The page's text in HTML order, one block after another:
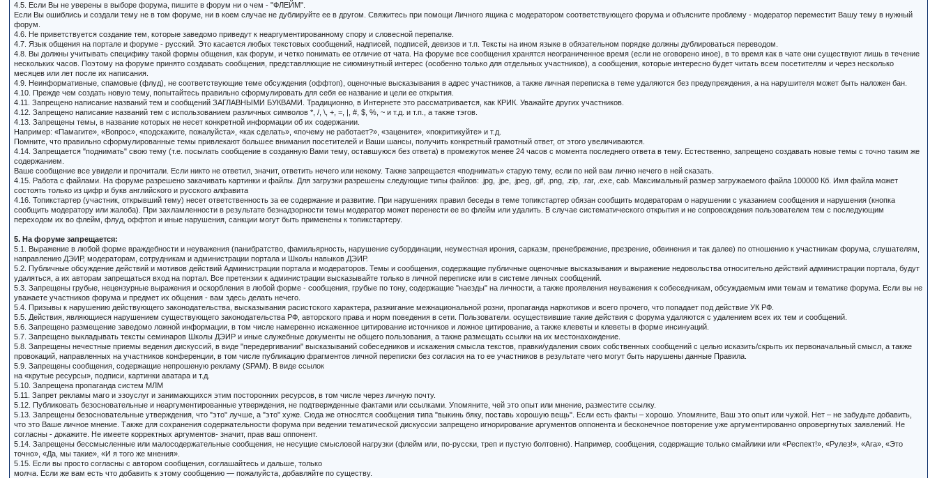
4.5. Если Вы не уверены в выборе форума, пишите в форум ни о чем - "ФЛЕЙМ".
Если Вы ошиблись и создали тему не в том форуме, ни в коем случае не дублируйте ее в другом. Свяжитесь при помощи Личного ящика с модератором соответствующего форума и объясните проблему - модератор переместит Вашу тему в нужный
форум.
4.6. Не приветствуется создание тем, которые заведомо приведут к неаргументированному спору и словесной перепалке.
4.7. Язык общения на портале и форуме - русский. Это касается любых текстовых сообщений, надписей, подписей, девизов и т.п. Тексты на ином языке в обязательном порядке должны дублироваться переводом.
4.8. Вы должны учитывать специфику такой формы общения, как форум, и четко понимать ее отличие от чата. На форуме все сообщения хранятся неограниченное время (если не оговорено иное), в то время как в чате они существуют лишь в течение
нескольких часов. Поэтому на форуме принято создавать сообщения, представляющие не сиюминутный интерес (особенно только для отдельных участников), а сообщения, которые интересно будет читать всем посетителям и через несколько
месяцев или лет после их написания.
4.9. Неинформативные, спамовые (флуд), не соответствующие теме обсуждения (оффтоп), оценочные высказывания в адрес участников, а также личная переписка в теме удаляются без предупреждения, а на нарушителя может быть наложен бан.
4.10. Прежде чем создать новую тему, попытайтесь правильно сформулировать для себя ее название и цели ее открытия.
4.11. Запрещено написание названий тем и сообщений ЗАГЛАВНЫМИ БУКВАМИ. Традиционно, в Интернете это рассматривается, как КРИК. Уважайте других участников.
4.12. Запрещено написание названий тем с использованием различных символов *, /, \, +, =, |, #, $, %, ~ и т.д. и т.п., а также тэгов.
4.13. Запрещены темы, в название которых не несет конкретной информации об их содержании.
Например: «Памагите», «Вопрос», «подскажите, пожалуйста», «как сделать», «почему не работает?», «зацените», «покритикуйте» и т.д.
Помните, что правильно сформулированные темы привлекают большее внимания посетителей и Ваши шансы, получить конкретный грамотный ответ, от этого увеличиваются.
4.14. Запрещается "поднимать" свою тему (т.е. посылать сообщение в созданную Вами тему, оставшуюся без ответа) в промежуток менее 24 часов с момента последнего ответа в тему. Естественно, запрещено создавать новые темы с точно таким же
содержанием.
Ваше сообщение все увидели и прочитали. Если никто не ответил, значит, ответить нечего или некому. Также запрещается «поднимать» старую тему, если по ней вам лично нечего в ней сказать.
4.15. Работа с файлами. На форуме разрешено закачивать картинки и файлы. Для загрузки разрешены следующие типы файлов: .jpg, .jpe, .jpeg, .gif, .png, .zip, .rar, .exe, cab. Максимальный размер загружаемого файла 100000 Кб. Имя файла может
состоять только из цифр и букв английского и русского алфавита
4.16. Топикстартер (участник, открывший тему) несет ответственность за ее содержание и развитие. При нарушениях правил беседы в теме топикстартер обязан сообщить модераторам о нарушении с указанием сообщения и нарушения (кнопка
сообщить модератору или жалоба). При захламленности в результате безнадзорности темы модератор может перенести ее во флейм или удалить. В случае систематического открытия и не сопровождения пользователем тем с последующим
переходом их во флейм, флуд, оффтоп и иные нарушения, санкции могут быть применены к топикстартеру.
5. На форуме запрещается:
5.1. Выражение в любой форме враждебности и неуважения (панибратство, фамильярность, нарушение субординации, неуместная ирония, сарказм, пренебрежение, презрение, обвинения и так далее) по отношению к участникам форума, слушателям,
направлению ДЭИР, модераторам, сотрудникам и администрации портала и Школы навыков ДЭИР.
5.2. Публичные обсуждение действий и мотивов действий Администрации портала и модераторов. Темы и сообщения, содержащие публичные оценочные высказывания и выражение недовольства относительно действий администрации портала, будут
удаляться, а их авторам запрещаться вход на портал. Все претензии к администрации высказывайте только в личной переписке или в системе личных сообщений.
5.3. Запрещены грубые, нецензурные выражения и оскорбления в любой форме - сообщения, грубые по тону, содержащие "наезды" на личности, а также проявления неуважения к собеседникам, обсуждаемым ими темам и тематике форума. Если вы не
уважаете участников форума и предмет их общения - вам здесь делать нечего.
5.4. Призывы к нарушению действующего законодательства, высказывания расистского характера, разжигание межнациональной розни, пропаганда наркотиков и всего прочего, что попадает под действие УК РФ.
5.5. Действия, являющиеся нарушением существующего законодательства РФ, авторского права и норм поведения в сети. Пользователи. осуществившие такие действия с форума удаляются с удалением всех их тем и сообщений.
5.6. Запрещено размещение заведомо ложной информации, в том числе намеренно искаженное цитирование источников и ложное цитирование, а также клеветы и клеветы в форме инсинуаций.
5.7. Запрещено выкладывать тексты семинаров Школы ДЭИР и иные служебные документы не общего пользования, а также размещать ссылки на их местонахождение.
5.8. Запрещены нечестные приемы ведения дискуссий, в виде "передергивании" высказываний собеседников и искажения смысла текстов, правки/удаления своих собственных сообщений с целью исказить/скрыть их первоначальный смысл, а также
провокаций, направленных на участников конференции, в том числе публикацию фрагментов личной переписки без согласия на то ее участников в результате чего могут быть нарушены данные Правила.
5.9. Запрещены сообщения, содержащие непрошеную рекламу (SPAM). В виде ссылок
на «крутые ресурсы», подписи, картинки аватара и т.д.
5.10. Запрещена пропаганда систем МЛМ
5.11. Запрет рекламы маго и эзоуслуг и занимающихся этим посторонних ресурсов, в том числе через личную почту.
5.12. Публиковать безосновательные и неаргументированные утверждения, не подтвержденные фактами или ссылками. Упомяните, чей это опыт или мнение, разместите ссылку.
5.13. Запрещены безосновательные утверждения, что "это" лучше, а "это" хуже. Сюда же относятся сообщения типа "выкинь бяку, поставь хорошую вещь". Если есть факты – хорошо. Упомяните, Ваш это опыт или чужой. Нет – не забудьте добавить,
что это Ваше личное мнение. Также для сохранения содержательности форума при ведении тематической дискуссии запрещено игнорирование аргументов оппонента и бесконечное повторение уже аргументированно опровергнутых заявлений. Не
согласны - докажите. Не имеете корректных аргументов- значит, прав ваш оппонент.
5.14. Запрещены бессмысленные или малосодержательные сообщения, не несущие смысловой нагрузки (флейм или, по-русски, треп и пустую болтовню). Например, сообщения, содержащие только смайлики или «Респект!», «Рулез!», «Ага», «Это
точно», «Да, мы такие», «И я того же мнения».
5.15. Если вы просто согласны с автором сообщения, соглашайтесь и дальше, только
молча. Если же вам есть что добавить к этому сообщению — пожалуйста, добавляйте по существу.